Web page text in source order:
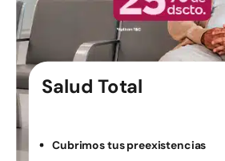
Salud Total
Cubrimos tus preexistencias